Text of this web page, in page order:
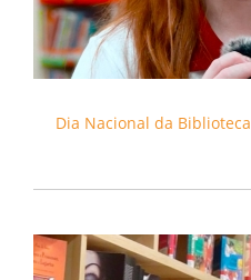
Dia Nacional da Biblioteca